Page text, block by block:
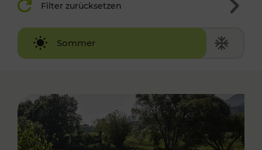
Filter zurücksetzen
Sommer
Winter